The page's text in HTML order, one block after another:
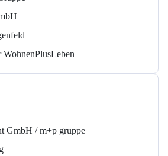
GmbH / m+p gruppe